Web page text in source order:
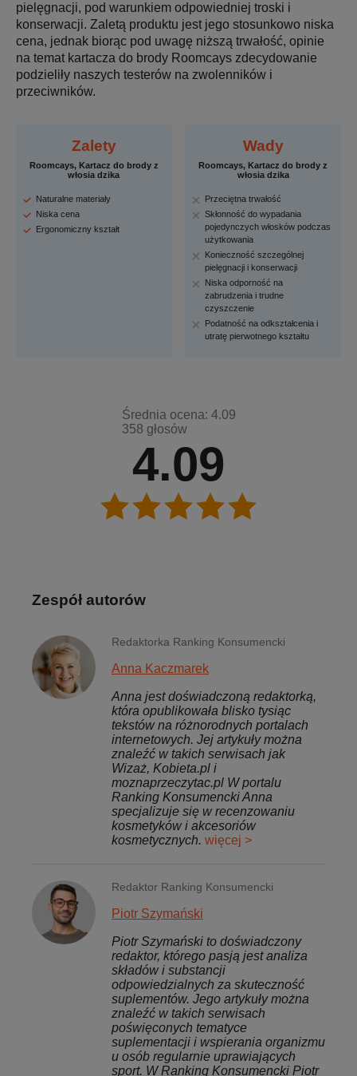
pielęgnacji, pod warunkiem odpowiedniej troski i
konserwacji. Zaletą produktu jest jego stosunkowo niska
cena, jednak biorąc pod uwagę niższą trwałość, opinie
na temat kartacza do brody Roomcays zdecydowanie
podzieliły naszych testerów na zwolenników i
przeciwników.
Zalety
Roomcays, Kartacz do brody z
włosia dzika
Naturalne materiały
Niska cena
Ergonomiczny kształt
Wady
Roomcays, Kartacz do brody z
włosia dzika
Przeciętna trwałość
Skłonność do wypadania
pojedynczych włosków podczas
użytkowania
Konieczność szczególnej
pielęgnacji i konserwacji
Niska odporność na
zabrudzenia i trudne
czyszczenie
Podatność na odkształcenia i
utratę pierwotnego kształtu
4.09
Średnia ocena: 4.09
358 głosów
Zespół autorów
Redaktorka Ranking Konsumencki
Anna Kaczmarek
Anna jest doświadczoną redaktorką,
która opublikowała blisko tysiąc
tekstów na różnorodnych portalach
internetowych. Jej artykuły można
znaleźć w takich serwisach jak
Wizaż, Kobieta.pl i
moznaprzeczytac.pl W portalu
Ranking Konsumencki Anna
specjalizuje się w recenzowaniu
kosmetyków i akcesoriów
kosmetycznych. więcej >
Redaktor Ranking Konsumencki
Piotr Szymański
Piotr Szymański to doświadczony
redaktor, którego pasją jest analiza
składów i substancji
odpowiedzialnych za skuteczność
suplementów. Jego artykuły można
znaleźć w takich serwisach
poświęconych tematyce
suplementacji i wspierania organizmu
u osób regularnie uprawiających
sport. W Ranking Konsumencki Piotr